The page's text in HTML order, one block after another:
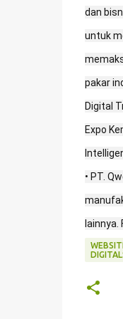
dan
untuk
pakar
Digital
Expo
• PT.